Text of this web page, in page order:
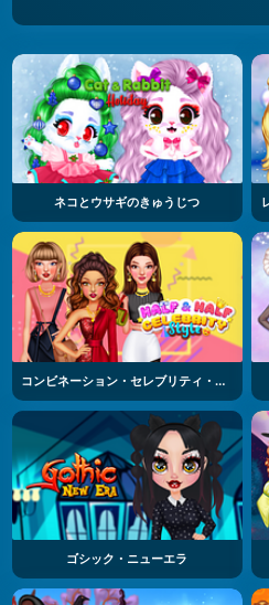
ネコとウサギのきゅうじつ
コンビネーション・セレブリティ・スタイル
ゴシック・ニューエラ